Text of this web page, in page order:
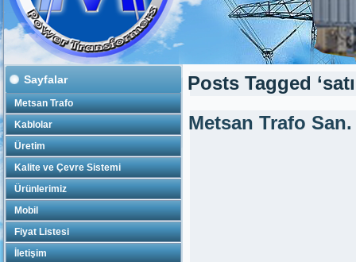
Sayfalar
Metsan Trafo
Kablolar
Üretim
Kalite ve Çevre Sistemi
Ürünlerimiz
Mobil
Fiyat Listesi
İletişim
Posts Tagged
Metsan Trafo